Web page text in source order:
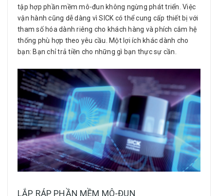
tập hợp phần mềm mô-đun không ngừng phát triển. Việc
vận hành cũng dễ dàng vì SICK có thể cung cấp thiết bị với
tham số hóa dành riêng cho khách hàng và phích cắm hệ
thống phù hợp theo yêu cầu. Một lợi ích khác dành cho
bạn: Bạn chỉ trả tiền cho những gì bạn thực sự cần.
LẮP RÁP PHẦN MỀM MÔ-ĐUN